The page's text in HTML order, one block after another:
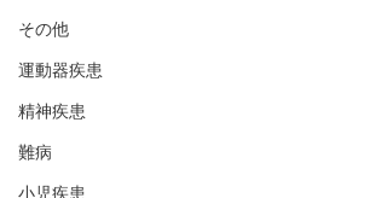
その他
運動器疾患
精神疾患
難病
小児疾患